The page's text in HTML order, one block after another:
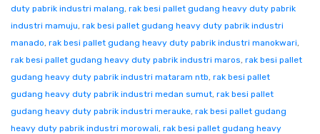
duty pabrik industri malang, rak besi pallet gudang heavy duty pabrik
industri mamuju, rak besi pallet gudang heavy duty pabrik industri
manado, rak besi pallet gudang heavy duty pabrik industri manokwari,
rak besi pallet gudang heavy duty pabrik industri maros, rak besi pallet
gudang heavy duty pabrik industri mataram ntb, rak besi pallet
gudang heavy duty pabrik industri medan sumut, rak besi pallet
gudang heavy duty pabrik industri merauke, rak besi pallet gudang
heavy duty pabrik industri morowali, rak besi pallet gudang heavy